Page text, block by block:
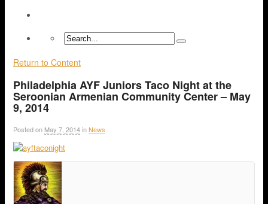
Return to Content
Philadelphia AYF Juniors Taco Night at the
Seroonian Armenian Community Center – May
9, 2014
Posted on May 7, 2014inNews